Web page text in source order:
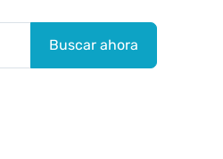
Buscar ahora